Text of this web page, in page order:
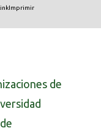
Imprimir
de